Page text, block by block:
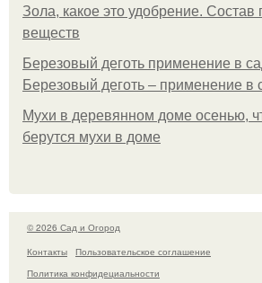
Зола, какое это удобрение. Состав
веществ
Березовый деготь применение в
Березовый деготь – применение в
Мухи в деревянном доме осенью,
берутся мухи в доме
© 2026 Сад и Огород
Контакты
Пользовательское соглашение
Политика конфидециальности